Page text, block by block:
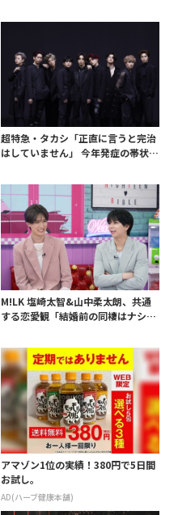
超特急・タカシ「正直に言うと完治
はしていません」 今年発症の帯状疱
白 後遺症も語る
M!LK 塩崎太智&山中柔太朗、共通
する恋愛観「結婚前の同棲はナシ」
アマゾン1位の実績！380円で5日間
お試し。
AD(ハーブ健康本舗)